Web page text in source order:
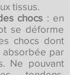
tissus.
chocs : en
se déforme
chocs dont
absorbée par
Ne pouvant